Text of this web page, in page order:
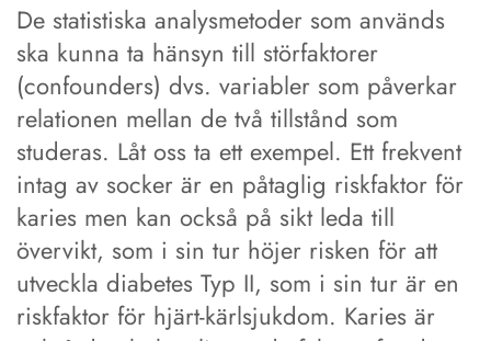
De statistiska analysmetoder som används
ska kunna ta hänsyn till störfaktorer
(confounders) dvs. variabler som påverkar
relationen mellan de två tillstånd som
studeras. Låt oss ta ett exempel. Ett frekvent
intag av socker är en påtaglig riskfaktor för
karies men kan också på sikt leda till
övervikt, som i sin tur höjer risken för att
utveckla diabetes Typ II, som i sin tur är en
riskfaktor för hjärt-kärlsjukdom. Karies är